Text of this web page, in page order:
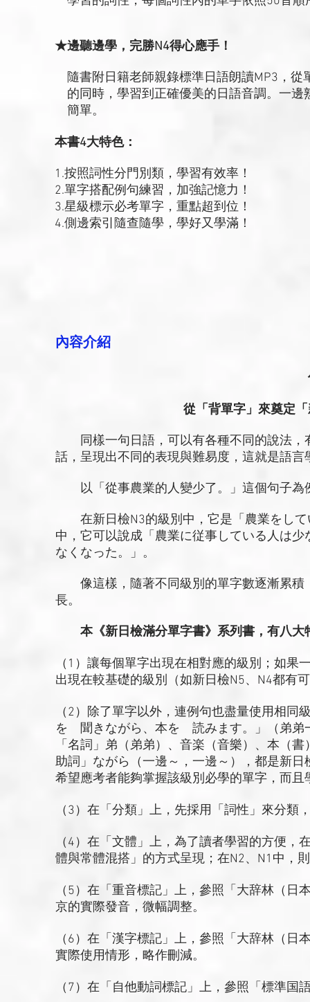
★邊聽邊學，完勝N4得心應手！
隨書附日籍老師親錄標準日語朗讀MP3，從
的同時，學習到正確優美的日語音調。一邊
簡單。
本書4大特色：
1.按照詞性分門別類，學習有效率！
2.單字搭配例句練習，加強記憶力！
3.星級標示必考單字，重點超到位！
4.側邊索引隨查隨學，學好又學滿！
內容介紹
從「背單字」來奠定
同樣一句日語，可以有各種不同的說法，
話，呈現出不同的表現與難易度，這就是語
以「從事農業的人變少了。」這個句子為
在新日檢N3的級別中，它是「農業をして
中，它可以說成「農業に従事している人は
なくなった。」。
像這樣，隨著不同級別的單字數逐漸累積
長。
本《新日檢滿分單字書》系列書，有八大
（1）讓每個單字出現在相對應的級別；如
出現在較基礎的級別（如新日檢N5、N4都有
（2）除了單字以外，連例句也盡量使用相
を 聞きながら、本を 読みます。」（弟弟
「名詞」弟（弟弟）、音楽（音樂）、本（
助詞」ながら（一邊～，一邊～），都是新
希望應考者能夠掌握該級別必學的單字，而且
（3）在「分類」上，先採用「詞性」來分
（4）在「文體」上，為了讀者學習的方便
體與常體混搭」的方式呈現；在N2、N1中，
（5）在「重音標記」上，參照「大辞林（
京的實際發音，微幅調整。
（6）在「漢字標記」上，參照「大辞林（
實際使用情形，略作刪減。
（7）在「自他動詞標記」上，參照「標準